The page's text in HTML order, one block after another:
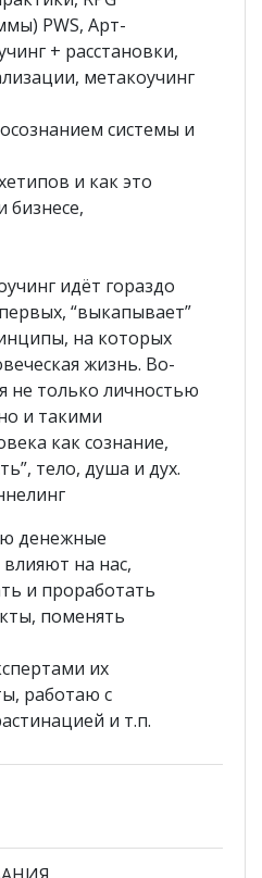
PWS, Арт-
+ расстановки,
метакоучинг
системы и
и как это
бизнесе,
идёт гораздо
“выкапывает”
на которых
жизнь. Во-
не только личностью
и такими
как сознание,
тело, душа и дух.
денежные
на нас,
и проработать
поменять
их
работаю с
и т.п.